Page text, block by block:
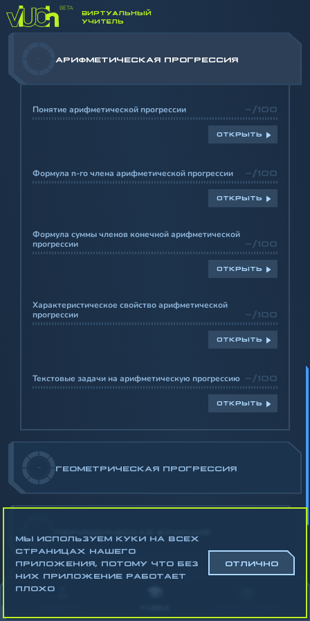
ВИРТУАЛЬНЫЙ
УЧИТЕЛЬ
АРИФМЕТИЧЕСКАЯ ПРОГРЕССИЯ
Понятие арифметической прогрессии -/100
ОТКРЫТЬ
Формула n-го члена арифметической прогрессии -/100
ОТКРЫТЬ
Формула суммы членов конечной арифметической
прогрессии
-/100
ОТКРЫТЬ
Характеристическое свойство арифметической
прогрессии
-/100
ОТКРЫТЬ
Текстовые задачи на арифметическую прогрессию -/100
ОТКРЫТЬ
- ГЕОМЕТРИЧЕСКАЯ ПРОГРЕССИЯ
МЫ ИСПОЛЬЗУЕМ КУКИ НА ВСЕХ
СТРАНИЦАХ НАШЕГО
ПРИЛОЖЕНИЯ, ПОТОМУ ЧТО БЕЗ
НИХ ПРИЛОЖЕНИЕ РАБОТАЕТ
ПЛОХО
ОТЛИЧНО